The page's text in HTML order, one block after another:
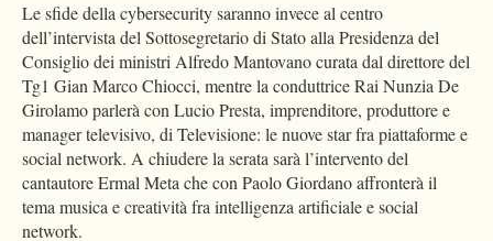
Le sfide della cybersecurity saranno invece al centro
dell’intervista del Sottosegretario di Stato alla Presidenza del
Consiglio dei ministri Alfredo Mantovano curata dal direttore del
Tg1 Gian Marco Chiocci, mentre la conduttrice Rai Nunzia De
Girolamo parlerà con Lucio Presta, imprenditore, produttore e
manager televisivo, di Televisione: le nuove star fra piattaforme e
social network. A chiudere la serata sarà l’intervento del
cantautore Ermal Meta che con Paolo Giordano affronterà il
tema musica e creatività fra intelligenza artificiale e social
network.